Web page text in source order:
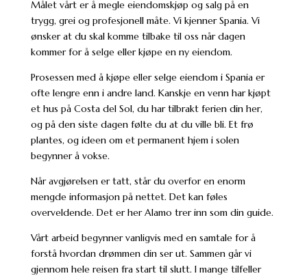
Målet vårt er å megle eiendomskjøp og salg på en
trygg, grei og profesjonell måte. Vi kjenner Spania. Vi
ønsker at du skal komme tilbake til oss når dagen
kommer for å selge eller kjøpe en ny eiendom.
Prosessen med å kjøpe eller selge eiendom i Spania er
ofte lengre enn i andre land. Kanskje en venn har kjøpt
et hus på Costa del Sol, du har tilbrakt ferien din her,
og på den siste dagen følte du at du ville bli. Et frø
plantes, og ideen om et permanent hjem i solen
begynner å vokse.
Når avgjørelsen er tatt, står du overfor en enorm
mengde informasjon på nettet. Det kan føles
overveldende. Det er her Alamo trer inn som din guide.
Vårt arbeid begynner vanligvis med en samtale for å
forstå hvordan drømmen din ser ut. Sammen går vi
gjennom hele reisen fra start til slutt. I mange tilfeller